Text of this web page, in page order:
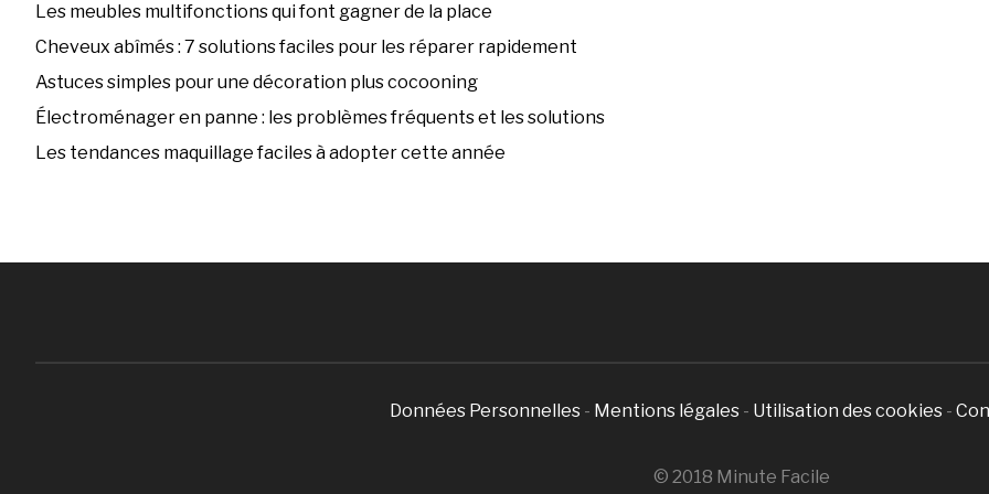
Les meubles multifonctions qui font gagner de la place
Cheveux abîmés : 7 solutions faciles pour les réparer rapidement
Astuces simples pour une décoration plus cocooning
Électroménager en panne : les problèmes fréquents et les solutions
Les tendances maquillage faciles à adopter cette année
Données Personnelles - Mentions légales - Utilisation des cookies -
© 2018 Minute Facile